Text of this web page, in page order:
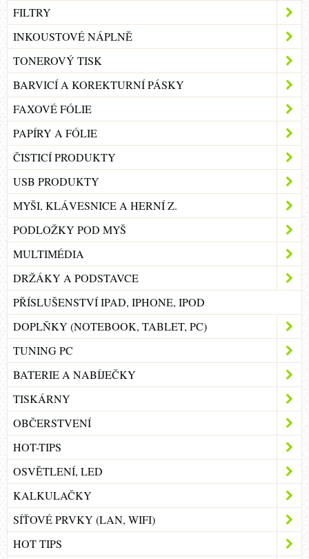
FILTRY
INKOUSTOVÉ NÁPLNĚ
TONEROVÝ TISK
BARVICÍ A KOREKTURNÍ PÁSKY
FAXOVÉ FÓLIE
PAPÍRY A FÓLIE
ČISTICÍ PRODUKTY
USB PRODUKTY
MYŠI, KLÁVESNICE A HERNÍ Z.
PODLOŽKY POD MYŠ
MULTIMÉDIA
DRŽÁKY A PODSTAVCE
PŘÍSLUŠENSTVÍ IPAD, IPHONE, IPOD
DOPLŇKY (NOTEBOOK, TABLET, PC)
TUNING PC
BATERIE A NABÍJEČKY
TISKÁRNY
OBČERSTVENÍ
HOT-TIPS
OSVĚTLENÍ, LED
KALKULAČKY
SÍŤOVÉ PRVKY (LAN, WIFI)
HOT TIPS